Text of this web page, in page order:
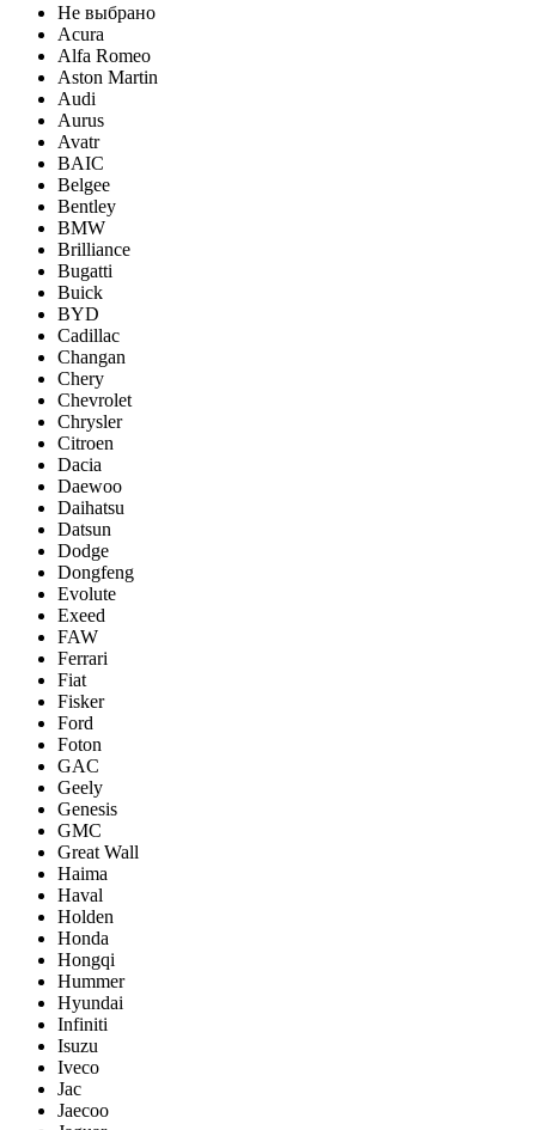
Не выбрано
Acura
Alfa Romeo
Aston Martin
Audi
Aurus
Avatr
BAIC
Belgee
Bentley
BMW
Brilliance
Bugatti
Buick
BYD
Cadillac
Changan
Chery
Chevrolet
Chrysler
Citroen
Dacia
Daewoo
Daihatsu
Datsun
Dodge
Dongfeng
Evolute
Exeed
FAW
Ferrari
Fiat
Fisker
Ford
Foton
GAC
Geely
Genesis
GMC
Great Wall
Haima
Haval
Holden
Honda
Hongqi
Hummer
Hyundai
Infiniti
Isuzu
Iveco
Jac
Jaecoo